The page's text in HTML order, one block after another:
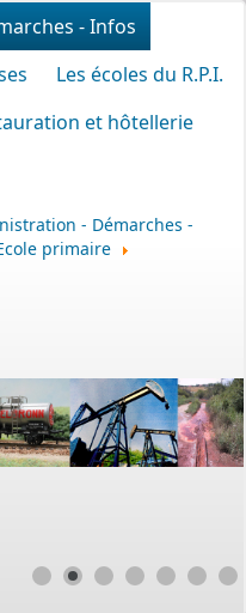
- Infos
Les écoles du R.P.I.
et hôtellerie
- Démarches -
primaire